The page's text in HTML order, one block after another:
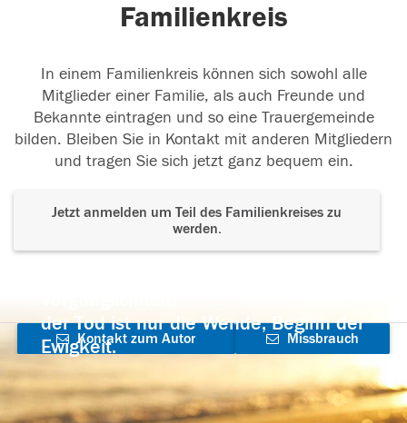
Familienkreis
In einem Familienkreis können sich sowohl alle
Mitglieder einer Familie, als auch Freunde und
Bekannte eintragen und so eine Trauergemeinde
bilden. Bleiben Sie in Kontakt mit anderen Mitgliedern
und tragen Sie sich jetzt ganz bequem ein.
Jetzt anmelden um Teil des Familienkreises zu
werden.
der Tod ist nur die Wende, Beginn der
Ewigkeit.
Kontakt zum Autor
aufnehmen
Missbrauch